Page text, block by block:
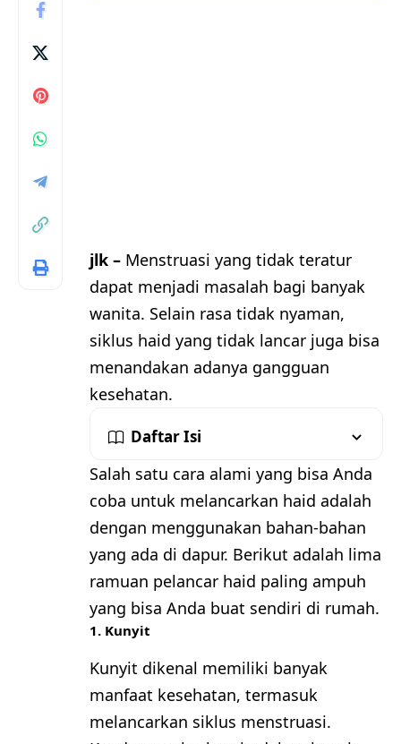
jlk – Menstruasi yang tidak teratur
dapat menjadi masalah bagi banyak
wanita. Selain rasa tidak nyaman,
siklus haid yang tidak lancar juga bisa
menandakan adanya gangguan
kesehatan.
Daftar Isi
Salah satu cara alami yang bisa Anda
coba untuk melancarkan haid adalah
dengan menggunakan bahan-bahan
yang ada di dapur. Berikut adalah lima
ramuan pelancar haid paling ampuh
yang bisa Anda buat sendiri di rumah.
1. Kunyit
Kunyit dikenal memiliki banyak
manfaat kesehatan, termasuk
melancarkan siklus menstruasi.